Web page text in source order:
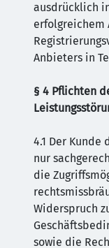
ausdrücklich
erfolgreichem
Anbieters in
§ 4 Pflichten
4.1 Der
nur
die
Widerspruch
sowie die